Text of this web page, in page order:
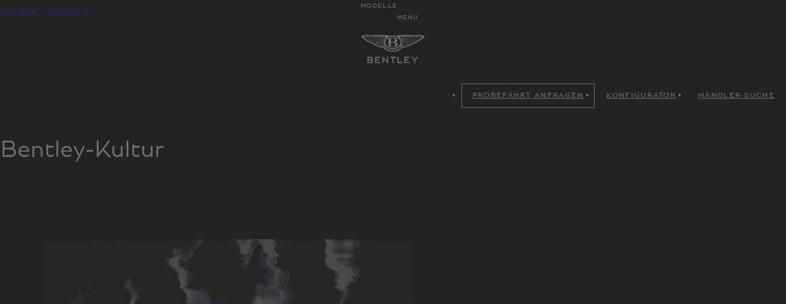
ZUM INHALT WECHSELN
MODELLE
MENÜ
PROBEFAHRT ANFRAGEN KONFIGURATOR HÄNDLER-SUCHE
Bentley-Kultur